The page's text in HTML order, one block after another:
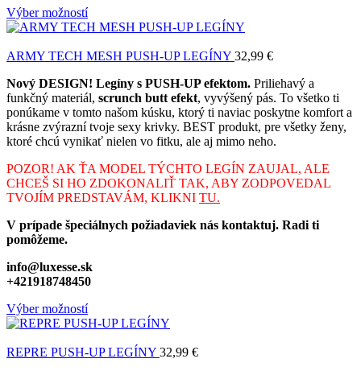
Výber možností
ARMY TECH MESH PUSH-UP LEGÍNY 32,99 €
Nový DESIGN! Legíny s PUSH-UP efektom. Priliehavý a
funkčný materiál, scrunch butt efekt, vyvýšený pás. To všetko ti
ponúkame v tomto našom kúsku, ktorý ti naviac poskytne komfort a
krásne zvýrazní tvoje sexy krivky. BEST produkt, pre všetky ženy,
ktoré chcú vynikať nielen vo fitku, ale aj mimo neho.
POZOR! AK ŤA MODEL TÝCHTO LEGÍN ZAUJAL, ALE
CHCEŠ SI HO ZDOKONALIŤ TAK, ABY ZODPOVEDAL
TVOJÍM PREDSTAVÁM, KLIKNI TU.
V prípade špeciálnych požiadaviek nás kontaktuj. Radi ti
pomôžeme.
info@luxesse.sk
+421918748450
Výber možností
REPRE PUSH-UP LEGÍNY 32,99 €